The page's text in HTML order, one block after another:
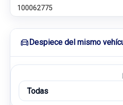
100062775
Despiece del mismo